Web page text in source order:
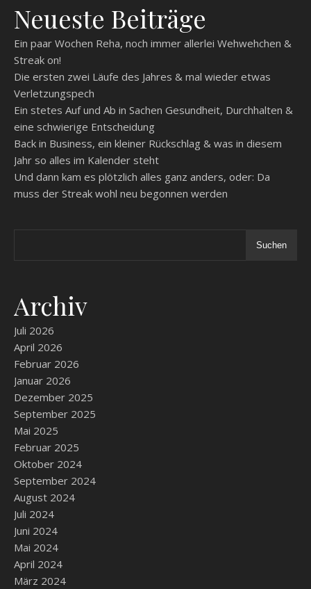
Neueste Beiträge
Ein paar Wochen Reha, noch immer allerlei Wehwehchen &
Streak on!
Die ersten zwei Läufe des Jahres & mal wieder etwas
Verletzungspech
Ein stetes Auf und Ab in Sachen Gesundheit, Durchhalten &
eine schwierige Entscheidung
Back in Business, ein kleiner Rückschlag & was in diesem
Jahr so alles im Kalender steht
Und dann kam es plötzlich alles ganz anders, oder: Da
muss der Streak wohl neu begonnen werden
Suchen
Archiv
Juli 2026
April 2026
Februar 2026
Januar 2026
Dezember 2025
September 2025
Mai 2025
Februar 2025
Oktober 2024
September 2024
August 2024
Juli 2024
Juni 2024
Mai 2024
April 2024
März 2024